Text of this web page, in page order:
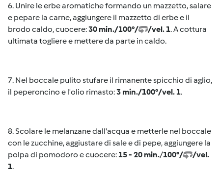
6. Unire le erbe aromatiche formando un mazzetto, salare
e pepare la carne, aggiungere il mazzetto di erbe e il
brodo caldo, cuocere:30 min./100°/ /vel. 1. A cottura
ultimata togliere e mettere da parte in caldo.
7. Nel boccale pulito stufare il rimanente spicchio di aglio,
il peperoncino e l'olio rimasto:3 min./100°/vel. 1.
8. Scolare le melanzane dall'acqua e metterle nel boccale
con le zucchine, aggiustare di sale e di pepe, aggiungere la
polpa di pomodoro e cuocere: 15 - 20 min./100°/
/vel.
1.